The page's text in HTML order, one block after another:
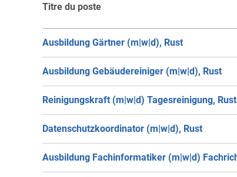
Titre du poste
Ausbildung Gärtner (m|w|d), Rust
Ausbildung Gebäudereiniger (m|w|d), Rust
Reinigungskraft (m|w|d) Tagesreinigung, Rust
Datenschutzkoordinator (m|w|d), Rust
Ausbildung Fachinformatiker (m|w|d)